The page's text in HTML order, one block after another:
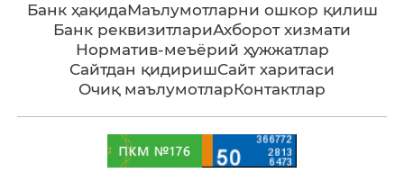
Банк ҳақидаМаълумотларни ошкор қилиш
Банк реквизитлариАхборот хизмати
Норматив-меъёрий ҳужжатлар
Сайтдан қидиришСайт харитаси
Очиқ маълумотларКонтактлар